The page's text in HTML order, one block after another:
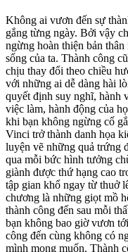
Không ai vươn đến sự
gắng từng ngày. Bởi vậy
ngừng hoàn thiện bản
sống của ta. Thành công
chịu thay đổi theo chiều
với những ai dễ dàng hài
quyết định suy nghĩ, hành
việc làm, hành động của
khi bạn không ngừng cố
Vinci trở thành danh họa
luyện vẽ những quả trứng
qua mỗi bức hình tưởng
giành được thứ hạng cao
tập gian khổ ngay từ thuở
chương là những giọt mồ
thành công đến sau mỗi
bạn không bao giờ vươn
công đến cùng không có
mình mong muốn. Thành